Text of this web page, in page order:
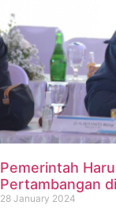
Pemerintah
Pertambangan
28 January 2024